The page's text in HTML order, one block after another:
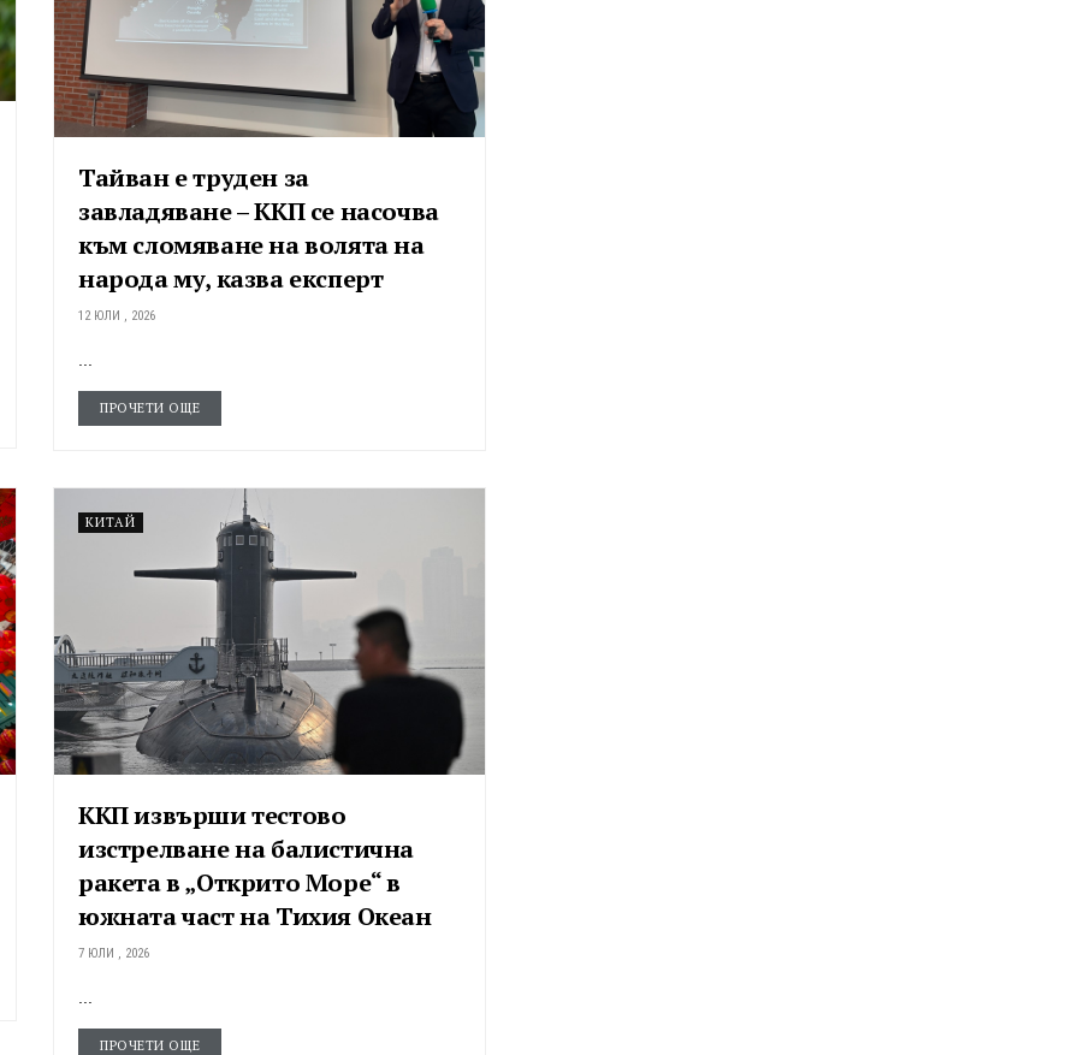
Тайван е труден за
завладяване – ККП се насочва
към сломяване на волята на
народа му, казва експерт
12 ЮЛИ , 2026
ПРОЧЕТИ ОЩЕ
КИТАЙ
ККП извърши тестово
изстрелване на балистична
ракета в „Открито Море“ в
южната част на Тихия Океан
7 ЮЛИ , 2026
...
ПРОЧЕТИ ОЩЕ